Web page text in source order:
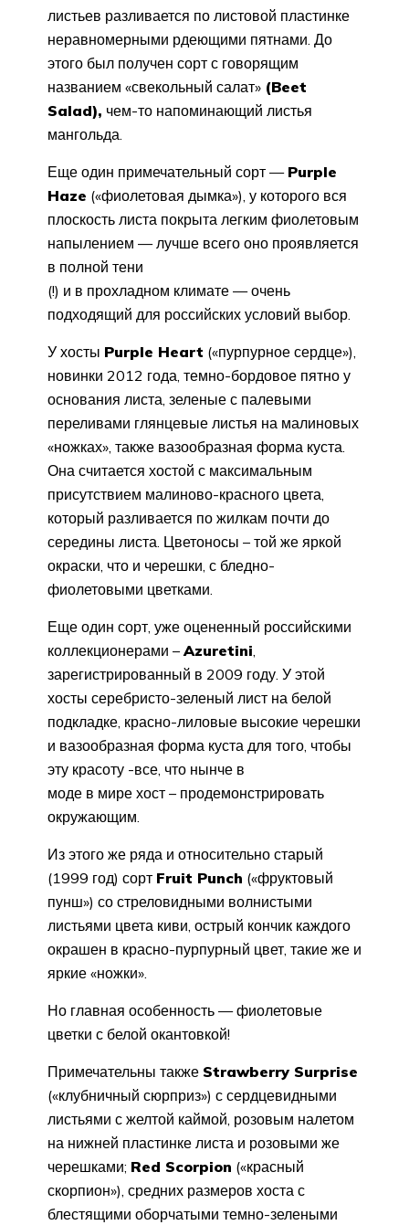
листьев разливается по листовой пластинке
неравномерными рдеющими пятнами. До
этого был получен сорт с говорящим
названием «свекольный салат» (Beet
Salad), чем-то напоминающий листья
мангольда.
Еще один примечательный сорт — Purple
Haze («фиолетовая дымка»), у которого вся
плоскость листа покрыта легким фиолетовым
напылением — лучше всего оно проявляется
в полной тени
(!) и в прохладном климате — очень
подходящий для российских условий выбор.
У хосты Purple Heart («пурпурное сердце»),
новинки 2012 года, темно-бордовое пятно у
основания листа, зеленые с палевыми
переливами глянцевые листья на малиновых
«ножках», также вазообразная форма куста.
Она считается хостой с максимальным
присутствием малиново-красного цвета,
который разливается по жилкам почти до
середины листа. Цветоносы – той же яркой
окраски, что и черешки, с бледно-
фиолетовыми цветками.
Еще один сорт, уже оцененный российскими
коллекционерами –Azuretini,
зарегистрированный в 2009 году. У этой
хосты серебристо-зеленый лист на белой
подкладке, красно-лиловые высокие черешки
и вазообразная форма куста для того, чтобы
эту красоту -все, что нынче в
моде в мире хост – продемонстрировать
окружающим.
Из это­го же ряда и относительно старый
(1999 год) сорт Fruit Punch («фруктовый
пунш») со стреловидными волнистыми
листьями цвета киви, острый кончик каждого
окрашен в красно-пурпурный цвет, такие же и
яркие «ножки».
Но главная особен­ность — фиолетовые
цветки с белой окантовкой!
Примечательны также Strawberry Surprise
(«клубничный сюрприз») с сердцевидными
листьями с желтой каймой, розовым налетом
на нижней пластинке листа и розовы­ми же
черешками; Red Scorpion («красный
скорпион»), средних размеров хоста с
блестящими оборчатыми тем­но-зелеными